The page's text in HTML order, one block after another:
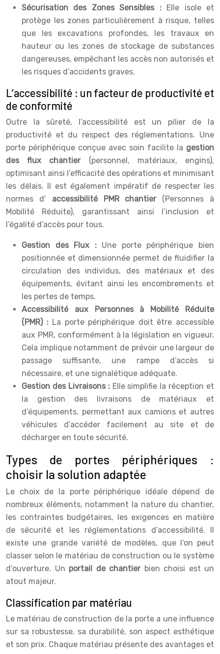
Sécurisation des Zones Sensibles : Elle isole et
protège les zones particulièrement à risque, telles
que les excavations profondes, les travaux en
hauteur ou les zones de stockage de substances
dangereuses, empêchant les accès non autorisés et
les risques d’accidents graves.
L’accessibilité : un facteur de productivité et
de conformité
Outre la sûreté, l’accessibilité est un pilier de la
productivité et du respect des réglementations. Une
porte périphérique conçue avec soin facilite la gestion
des flux chantier (personnel, matériaux, engins),
optimisant ainsi l’efficacité des opérations et minimisant
les délais. Il est également impératif de respecter les
normes d’ accessibilité PMR chantier (Personnes à
Mobilité Réduite), garantissant ainsi l’inclusion et
l’égalité d’accès pour tous.
Gestion des Flux : Une porte périphérique bien
positionnée et dimensionnée permet de fluidifier la
circulation des individus, des matériaux et des
équipements, évitant ainsi les encombrements et
les pertes de temps.
Accessibilité aux Personnes à Mobilité Réduite
(PMR) : La porte périphérique doit être accessible
aux PMR, conformément à la législation en vigueur.
Cela implique notamment de prévoir une largeur de
passage suffisante, une rampe d’accès si
nécessaire, et une signalétique adéquate.
Gestion des Livraisons : Elle simplifie la réception et
la gestion des livraisons de matériaux et
d’équipements, permettant aux camions et autres
véhicules d’accéder facilement au site et de
décharger en toute sécurité.
Types de portes périphériques :
choisir la solution adaptée
Le choix de la porte périphérique idéale dépend de
nombreux éléments, notamment la nature du chantier,
les contraintes budgétaires, les exigences en matière
de sécurité et les réglementations d’accessibilité. Il
existe une grande variété de modèles, que l’on peut
classer selon le matériau de construction ou le système
d’ouverture. Un portail de chantier bien choisi est un
atout majeur.
Classification par matériau
Le matériau de construction de la porte a une influence
sur sa robustesse, sa durabilité, son aspect esthétique
et son prix. Chaque matériau présente des avantages et